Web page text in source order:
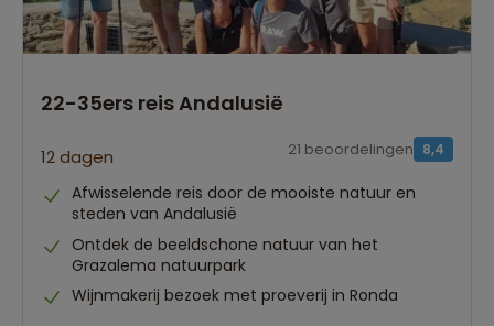
Best beoordeelde reisroutes
22-35ers reis Andalusië
12 dagen 8,4
21 beoordelingen
Afwisselende reis door de mooiste natuur en
steden van Andalusië
Ontdek de beeldschone natuur van het
Grazalema natuurpark
Wijnmakerij bezoek met proeverij in Ronda